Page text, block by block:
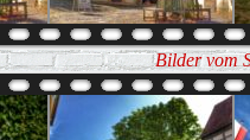
Bilder vom